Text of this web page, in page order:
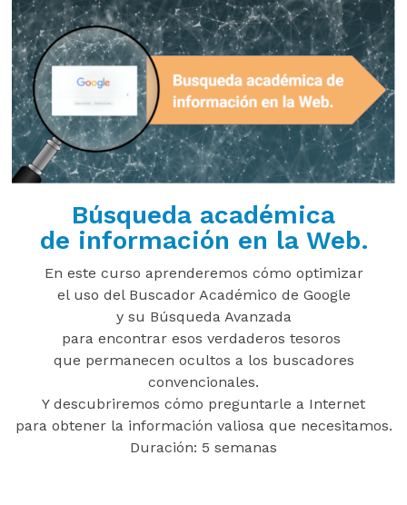
Búsqueda académica
de información en la Web.
En este curso aprenderemos cómo optimizar
el uso del Buscador Académico de Google
y su Búsqueda Avanzada
para encontrar esos verdaderos tesoros
que permanecen ocultos a los buscadores
convencionales.
Y descubriremos cómo preguntarle a Internet
para obtener la información valiosa que necesitamos.
Duración: 5 semanas